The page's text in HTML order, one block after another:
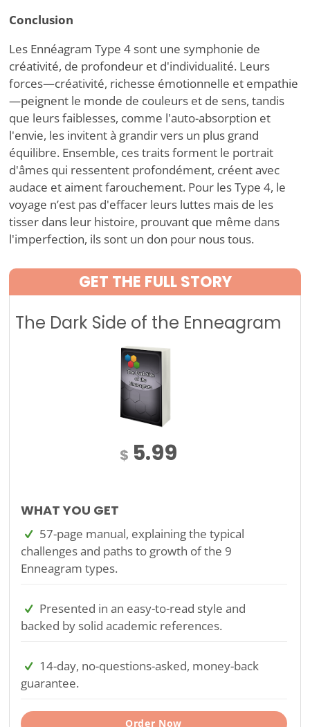
Conclusion
Les Ennéagram Type 4 sont une symphonie de
créativité, de profondeur et d'individualité. Leurs
forces—créativité, richesse émotionnelle et empathie
—peignent le monde de couleurs et de sens, tandis
que leurs faiblesses, comme l'auto-absorption et
l'envie, les invitent à grandir vers un plus grand
équilibre. Ensemble, ces traits forment le portrait
d'âmes qui ressentent profondément, créent avec
audace et aiment farouchement. Pour les Type 4, le
voyage n’est pas d'effacer leurs luttes mais de les
tisser dans leur histoire, prouvant que même dans
l'imperfection, ils sont un don pour nous tous.
GET THE FULL STORY
The Dark Side of the Enneagram
$ 5.99
WHAT YOU GET
57-page manual, explaining the typical
challenges and paths to growth of the 9
Enneagram types.
Presented in an easy-to-read style and
backed by solid academic references.
14-day, no-questions-asked, money-back
guarantee.
Order Now